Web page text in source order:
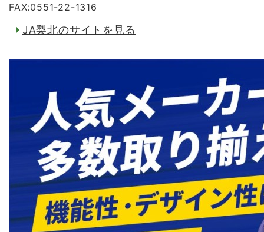
FAX:0551-22-1316
JA梨北のサイトを見る